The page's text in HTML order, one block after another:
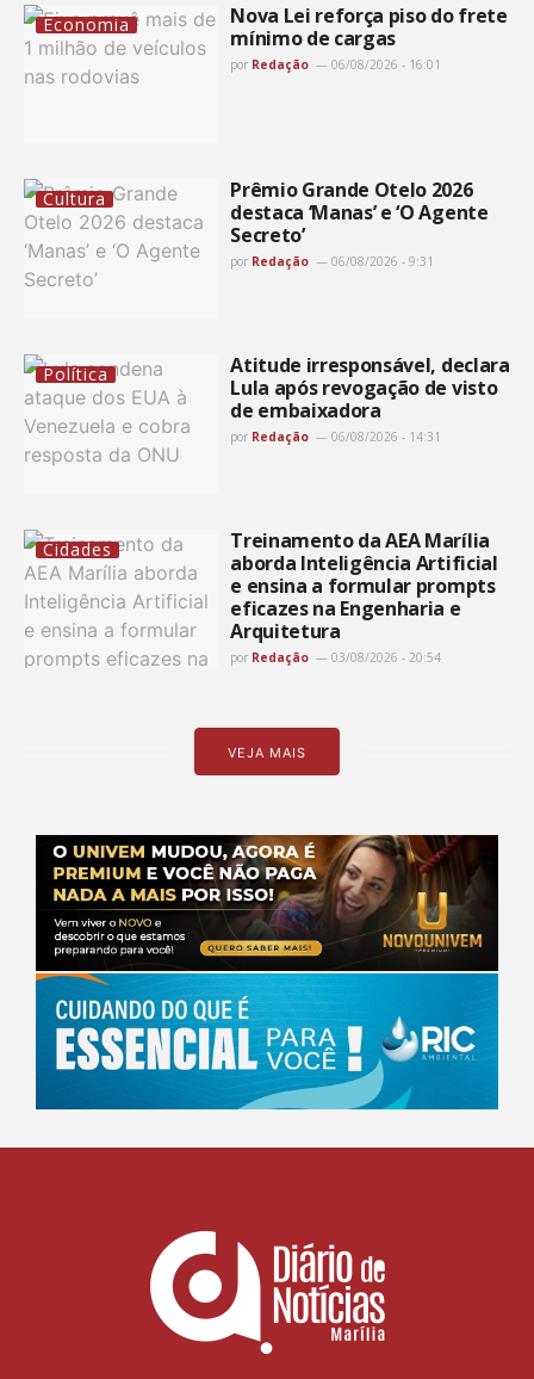
Economia
Nova Lei reforça piso do frete
mínimo de cargas
por Redação 06/08/2026 - 16:01
Cultura
Prêmio Grande Otelo 2026
destaca ‘Manas’ e ‘O Agente
Secreto’
por Redação 06/08/2026 - 9:31
Política
Atitude irresponsável, declara
Lula após revogação de visto
de embaixadora
por Redação 06/08/2026 - 14:31
Cidades
Treinamento da AEA Marília
aborda Inteligência Artificial
e ensina a formular prompts
eficazes na Engenharia e
Arquitetura
por Redação 03/08/2026 - 20:54
VEJA MAIS